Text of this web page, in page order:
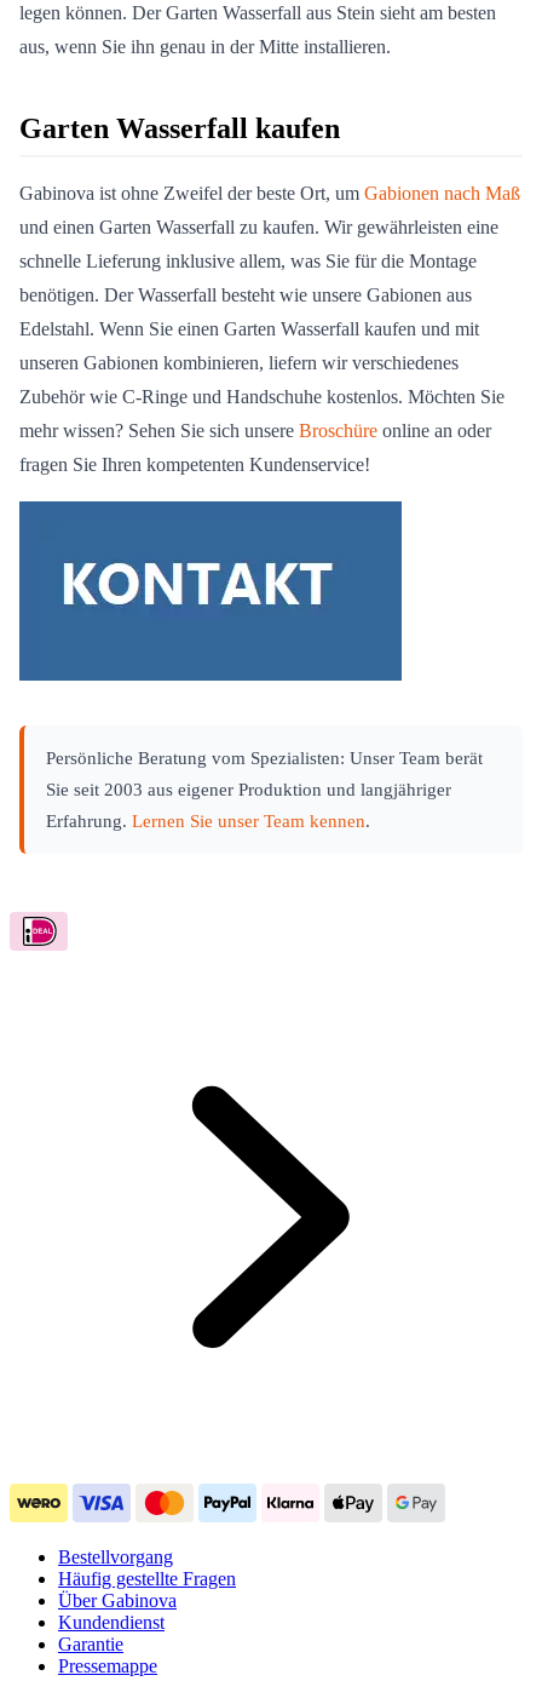
legen können. Der Garten Wasserfall aus Stein sieht am besten
aus, wenn Sie ihn genau in der Mitte installieren.
Garten Wasserfall kaufen
Gabinova ist ohne Zweifel der beste Ort, um Gabionen nach Maß
und einen Garten Wasserfall zu kaufen. Wir gewährleisten eine
schnelle Lieferung inklusive allem, was Sie für die Montage
benötigen. Der Wasserfall besteht wie unsere Gabionen aus
Edelstahl. Wenn Sie einen Garten Wasserfall kaufen und mit
unseren Gabionen kombinieren, liefern wir verschiedenes
Zubehör wie C-Ringe und Handschuhe kostenlos. Möchten Sie
mehr wissen? Sehen Sie sich unsere Broschüre online an oder
fragen Sie Ihren kompetenten Kundenservice!
Persönliche Beratung vom Spezialisten: Unser Team berät
Sie seit 2003 aus eigener Produktion und langjähriger
Erfahrung. Lernen Sie unser Team kennen.
Bestellvorgang
Häufig gestellte Fragen
Über Gabinova
Kundendienst
Garantie
Pressemappe